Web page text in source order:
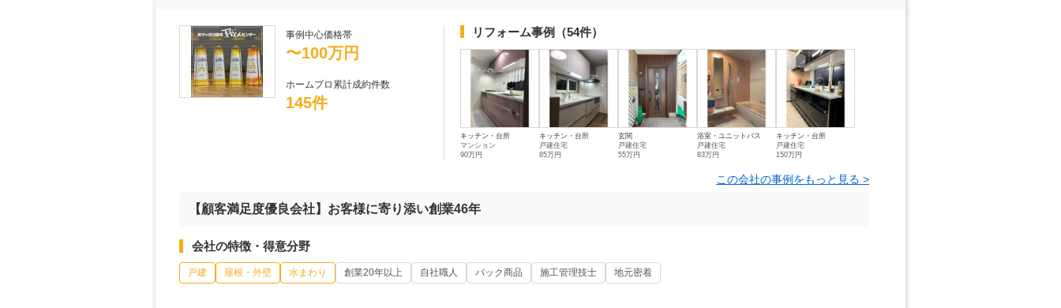
事例中心価格帯
〜100万円
ホームプロ累計成約件数
145件
リフォーム事例 （54件）
キッチン・台所
マンション
90万円
キッチン・台所
戸建住宅
85万円
玄関
戸建住宅
55万円
浴室・ユニットバス
戸建住宅
83万円
キッチン・台所
戸建住宅
150万円
この会社の事例をもっと見る >
【顧客満足度優良会社】お客様に寄り添い創業46年
会社の特徴・得意分野
戸建 屋根・外壁 水まわり 創業20年以上 自社職人 パック商品 施工管理技士 地元密着